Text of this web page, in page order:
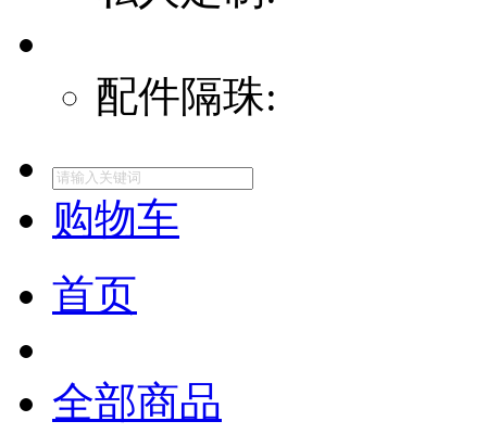
配件隔珠:
购物车
首页
全部商品